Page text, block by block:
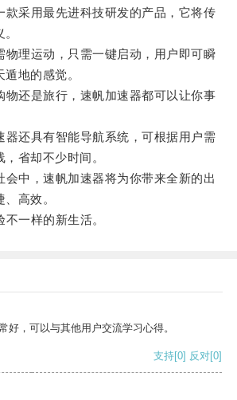
采用最先进科技研发的产品，它将传
理运动，只需一键启动，用户即可瞬
地的感觉。
还是旅行，速帆加速器都可以让你事
还具有智能导航系统，可根据用户需
省却不少时间。
中，速帆加速器将为你带来全新的出
高效。
一样的新生活。
好，可以与其他用户交流学习心得。
支持[0] 反对[0]